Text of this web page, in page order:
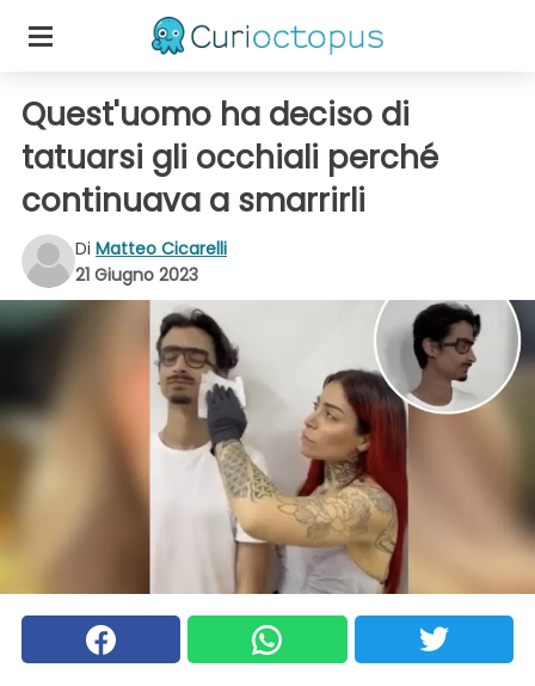
Quest'uomo ha deciso di
tatuarsi gli occhiali perché
continuava a smarrirli
Di Matteo Cicarelli
21 Giugno 2023